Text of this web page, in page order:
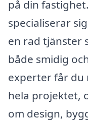
på din
specialiserar
en rad tjänster
både smidig
experter får du
hela projektet,
om design,